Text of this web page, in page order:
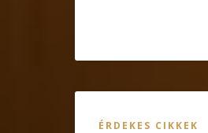
ÉRDEKES CIKKEK